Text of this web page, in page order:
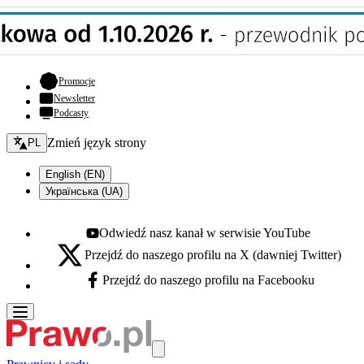
Promocje- otwiera się w nowej karcie
Newsletter
Podcasty
Zmień język - bieżący:
PL Zmień język strony
English (EN)
Українська (UA)
Youtube - otwiera się w nowej karcie
Odwiedź nasz kanał w serwisie YouTube
X - otwiera się w nowej karcie
Przejdź do naszego profilu na X (dawniej Twitter)
Facebook - otwiera się w nowej karcie
Przejdź do naszego profilu na Facebooku